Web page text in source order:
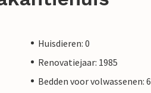
Huisdieren: 0
Renovatiejaar: 1985
Bedden voor volwassenen: 6